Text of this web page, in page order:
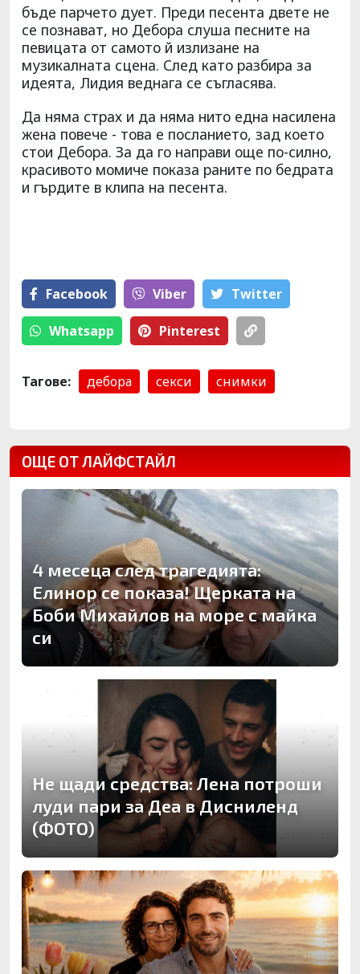
бъде парчето дует. Преди песента двете не
се познават, но Дебора слуша песните на
певицата от самото й излизане на
музикалната сцена. След като разбира за
идеята, Лидия веднага се съгласява.
Да няма страх и да няма нито една насилена
жена повече - това е посланието, зад което
стои Дебора. За да го направи още по-силно,
красивото момиче показа раните по бедрата
и гърдите в клипа на песента.
Facebook Viber Тwitter
Whatsapp Pinterest
Тагове: дебора секси снимки
ОЩЕ ОТ ЛАЙФСТАЙЛ
4 месеца след трагедията:
Елинор се показа! Щерката на
Боби Михайлов на море с майка
си
Не щади средства: Лена потроши
луди пари за Деа в Дисниленд
(ФОТО)